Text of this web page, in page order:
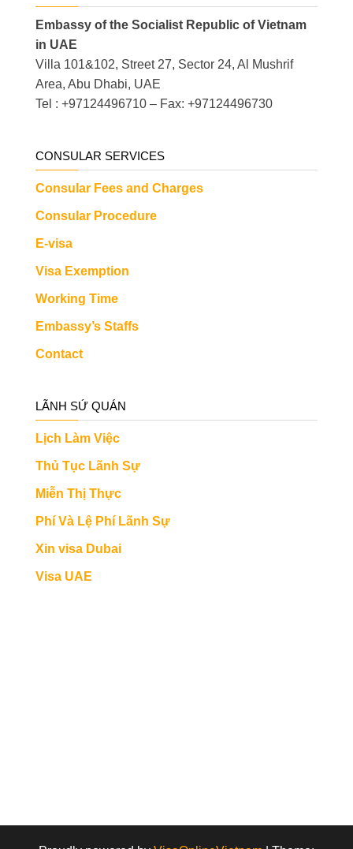
Embassy of the Socialist Republic of Vietnam
in UAE
Villa 101&102, Street 27, Sector 24, Al Mushrif
Area, Abu Dhabi, UAE
Tel : +97124496710 – Fax: +97124496730
CONSULAR SERVICES
Consular Fees and Charges
Consular Procedure
E-visa
Visa Exemption
Working Time
Embassy’s Staffs
Contact
LÃNH SỨ QUÁN
Lịch Làm Việc
Thủ Tục Lãnh Sự
Miễn Thị Thực
Phí Và Lệ Phí Lãnh Sự
Xin visa Dubai
Visa UAE